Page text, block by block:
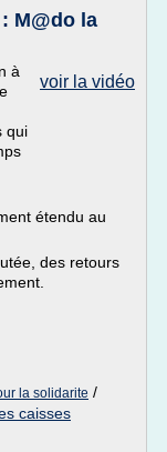
M@do la
voir la vidéo
à
qui
étendu au
des retours
la solidarite /
caisses